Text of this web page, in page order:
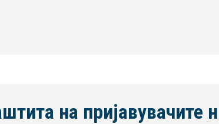
на пријавувачите